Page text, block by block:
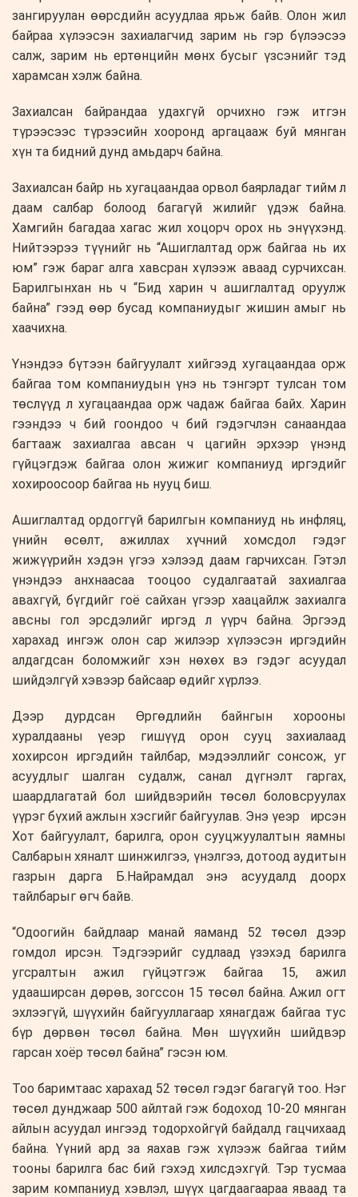
зангируулан өөрсдийн асуудлаа ярьж байв. Олон жил
байраа хүлээсэн захиалагчид зарим нь гэр бүлээсээ
салж, зарим нь ертөнцийн мөнх бусыг үзсэнийг тэд
харамсан хэлж байна.
Захиалсан байрандаа удахгүй орчихно гэж итгэн
түрээсээс түрээсийн хооронд аргацааж буй мянган
хүн та бидний дунд амьдарч байна.
Захиалсан байр нь хугацаандаа орвол баярладаг тийм л
даам салбар болоод багагүй жилийг үдэж байна.
Хамгийн багадаа хагас жил хоцорч орох нь энүүхэнд.
Нийтээрээ түүнийг нь “Ашиглалтад орж байгаа нь их
юм” гэж бараг алга хавсран хүлээж аваад сурчихсан.
Барилгынхан нь ч “Бид харин ч ашиглалтад оруулж
байна” гээд өөр бусад компаниудыг жишин амыг нь
хаачихна.
Үнэндээ бүтээн байгуулалт хийгээд хугацаандаа орж
байгаа том компаниудын үнэ нь тэнгэрт тулсан том
төслүүд л хугацаандаа орж чадаж байгаа байх. Харин
гээндээ ч бий гоондоо ч бий гэдэгчлэн санаандаа
багтааж захиалгаа авсан ч цагийн эрхээр үнэнд
гүйцэгдэж байгаа олон жижиг компаниуд иргэдийг
хохироосоор байгаа нь нууц биш.
Ашиглалтад ордоггүй барилгын компаниуд нь инфляц,
үнийн өсөлт, ажиллах хүчний хомсдол гэдэг
жижүүрийн хэдэн үгээ хэлээд даам гарчихсан. Гэтэл
үнэндээ анхнаасаа тооцоо судалгаатай захиалгаа
авахгүй, бүгдийг гоё сайхан үгээр хаацайлж захиалга
авсны гол эрсдэлийг иргэд л үүрч байна. Эргээд
харахад ингэж олон сар жилээр хүлээсэн иргэдийн
алдагдсан боломжийг хэн нөхөх вэ гэдэг асуудал
шийдэлгүй хэвээр байсаар өдийг хүрлээ.
Дээр дурдсан Өргөдлийн байнгын хорооны
хуралдааны үеэр гишүүд орон сууц захиалаад
хохирсон иргэдийн тайлбар, мэдээллийг сонсож, уг
асуудлыг шалган судалж, санал дүгнэлт гаргах,
шаардлагатай бол шийдвэрийн төсөл боловсруулах
үүрэг бүхий ажлын хэсгийг байгуулав. Энэ үеэр ирсэн
Хот байгуулалт, барилга, орон сууцжуулалтын яамны
Салбарын хяналт шинжилгээ, үнэлгээ, дотоод аудитын
газрын дарга Б.Найрамдал энэ асуудалд доорх
тайлбарыг өгч байв.
“Одоогийн байдлаар манай яаманд 52 төсөл дээр
гомдол ирсэн. Тэдгээрийг судлаад үзэхэд барилга
угсралтын ажил гүйцэтгэж байгаа 15, ажил
удааширсан дөрөв, зогссон 15 төсөл байна. Ажил огт
эхлээгүй, шүүхийн байгууллагаар хянагдаж байгаа тус
бүр дөрвөн төсөл байна. Мөн шүүхийн шийдвэр
гарсан хоёр төсөл байна” гэсэн юм.
Тоо баримтаас харахад 52 төсөл гэдэг багагүй тоо. Нэг
төсөл дунджаар 500 айлтай гэж бодоход 10-20 мянган
айлын асуудал ингээд тодорхойгүй байдалд гацчихаад
байна. Үүний ард за яахав гэж хүлээж байгаа тийм
тооны барилга бас бий гэхэд хилсдэхгүй. Тэр тусмаа
зарим компаниуд хэвлэл, шүүх цагдаагаараа яваад та